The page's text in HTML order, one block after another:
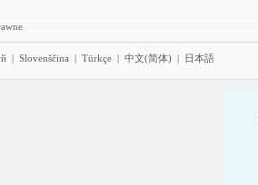
| Slovenščina | Türkçe | 中文(简体) | 日本語